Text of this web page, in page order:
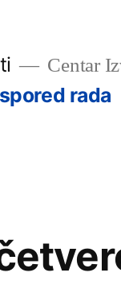
Centar
rada